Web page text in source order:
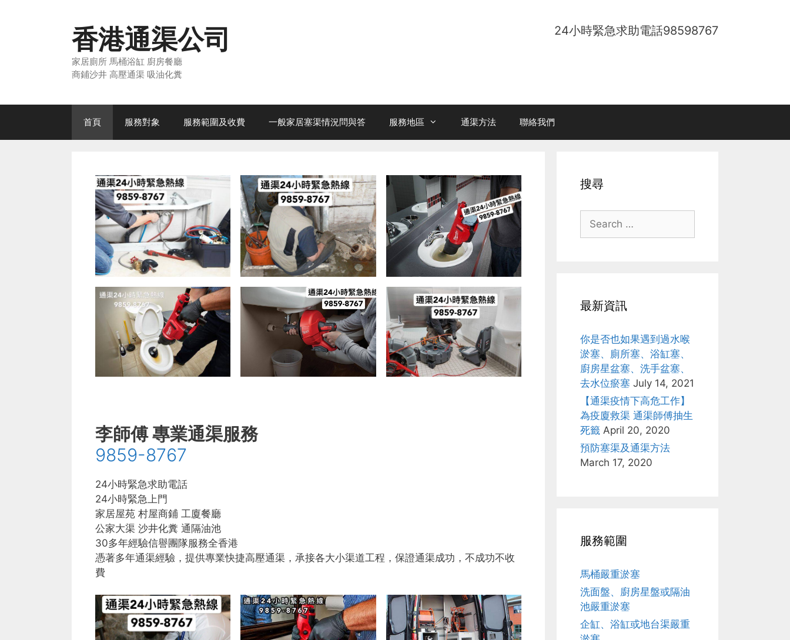
24小時緊急求助電話98598767
香港通渠公司
家居廁所 馬桶浴缸 廚房餐廳
商鋪沙井 高壓通渠 吸油化糞
首頁 服務對象 服務範圍及收費 一般家居塞渠情況問與答 服務地區 通渠方法 聯絡我們
李師傅 專業通渠服務
9859-8767
24小時緊急求助電話
24小時緊急上門
家居屋苑 村屋商鋪 工廈餐廳
公家大渠 沙井化糞 通隔油池
30多年經驗信譽團隊服務全香港
憑著多年通渠經驗，提供專業快捷高壓通渠，承接各大小渠道工程，保證通渠成功，不成功不收
費
搜尋
Search
for:
最新資訊
你是否也如果遇到過水喉
淤塞、廁所塞、浴缸塞、
廚房星盆塞、洗手盆塞、
去水位瘀塞 July 14, 2021
【通渠疫情下高危工作】
為疫廈救渠 通渠師傅抽生
死籤 April 20, 2020
預防塞渠及通渠方法
March 17, 2020
服務範圍
馬桶嚴重淤塞
洗面盤、廚房星盤或隔油
池嚴重淤塞
企缸、浴缸或地台渠嚴重